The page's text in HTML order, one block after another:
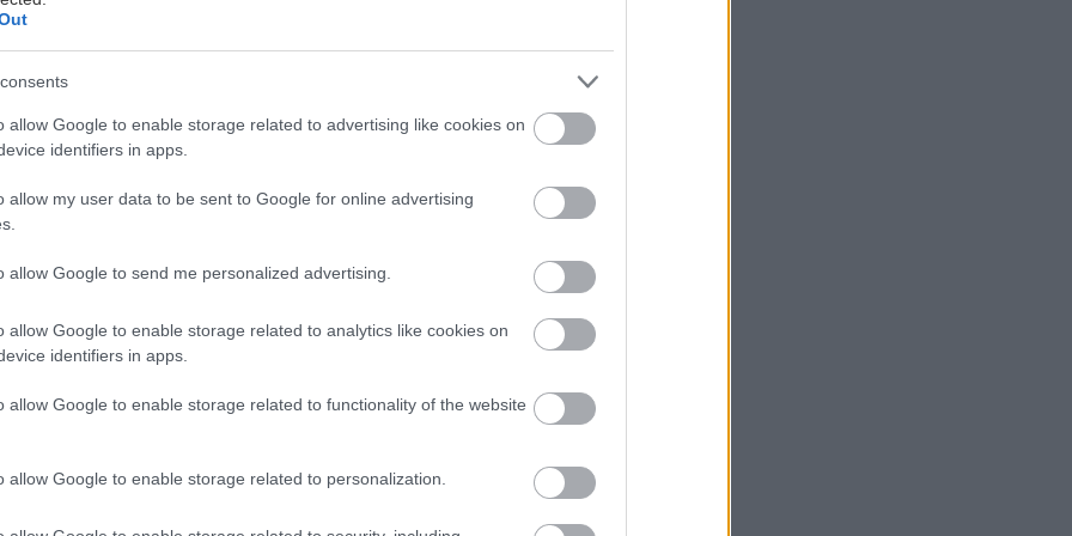
allow Google to enable storage related to advertising like cookies on
identifiers in apps.
allow my user data to be sent to Google for online advertising
allow Google to send me personalized advertising.
allow Google to enable storage related to analytics like cookies on
identifiers in apps.
allow Google to enable storage related to functionality of the website
allow Google to enable storage related to personalization.
τηλεόραση μάς έχει χαρίσει άφθονες στιγμές γέλιου κατά
ειδικά χάρη στις κωμικές σειρές της που με τα αστεία και τις
ατάκες μπήκαν στη χρυσή βίβλο της εγχώριας tv. Αν δεν
στα social media αλλά και στον θαυμαστό κόσμο του YouTube
των memes, reels, videos και των λοιπών αποσπασμάτων
μας κωμωδίες που σαρώνουν σε κοινοποιήσεις, reactions
σήμερα.
πρέπει να ξεκαθαριστούν τα πράγματα και να αποφασίσει ο